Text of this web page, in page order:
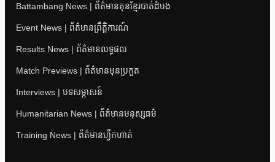
Battambang News | ព័ត៌មានគុនខ្មែរបាត់ដំបង
Event News | ព័ត៌មានព្រឹត្តិការណ៍
Results News | ព័ត៌មានលទ្ធផល
Match Previews | ព័ត៌មានមុនប្រកួត
Interviews | បទសម្ភាសន៍
Humanitarian News | ព័ត៌មានមនុស្សធម៌
Training News | ព័ត៌មានហ្វឹកហាត់